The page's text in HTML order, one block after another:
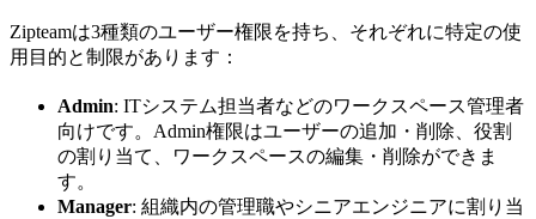
Zipteamは3種類のユーザー権限を持ち、それぞれに特定の使
用目的と制限があります：
Admin: ITシステム担当者などのワークスペース管理者
向けです。Admin権限はユーザーの追加・削除、役割
の割り当て、ワークスペースの編集・削除ができま
す。
Manager: 組織内の管理職やシニアエンジニアに割り当